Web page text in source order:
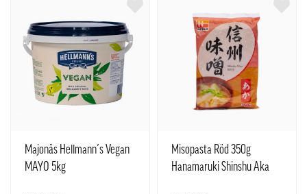
Majonäs Hellmann´s Vegan
MAYO 5kg
Misopasta Röd 350g
Hanamaruki Shinshu Aka